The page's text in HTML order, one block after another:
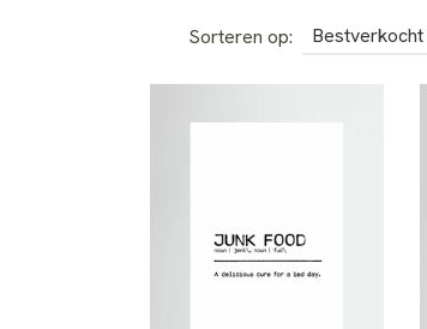
Sorteren op: